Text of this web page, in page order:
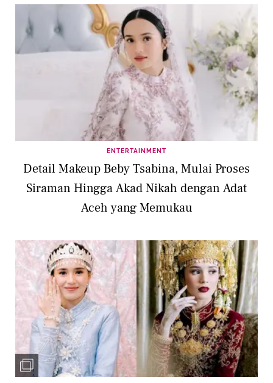
ENTERTAINMENT
Detail Makeup Beby Tsabina, Mulai Proses
Siraman Hingga Akad Nikah dengan Adat
Aceh yang Memukau